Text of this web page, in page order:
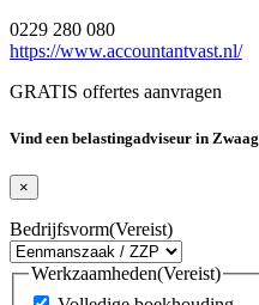
0229 280 080
https://www.accountantvast.nl/
GRATIS offertes aanvragen
Vind een belastingadviseur in Zwaag
×
Bedrijfsvorm(Vereist)
Werkzaamheden(Vereist)